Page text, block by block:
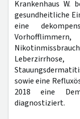
Krankenhaus W.
gesundheitliche
eine
sowie eine
2018 eine
diagnostiziert.